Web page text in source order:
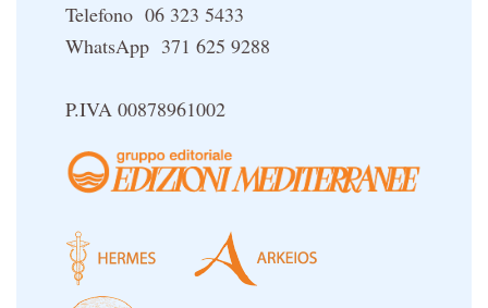
Telefono 06 323 5433
WhatsApp 371 625 9288
P.IVA 00878961002